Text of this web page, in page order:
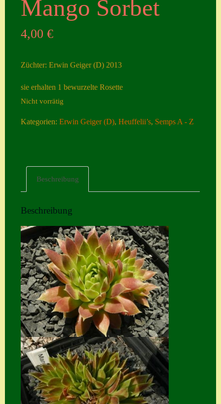
Seiten
Neuheiten
Home
Hostas
Impressum
Kasse
Kontakt
Mein Konto
Naturformen
S. x nixonii
Semps die ich
suche
Mango Sorbet
4,00€
Züchter: Erwin Geiger (D) 2013
sie erhalten 1 bewurzelte Rosette
Nicht vorrätig
Kategorien:Erwin Geiger (D),Heuffelii’s, Semps A - Z
Beschreibung
Beschreibung